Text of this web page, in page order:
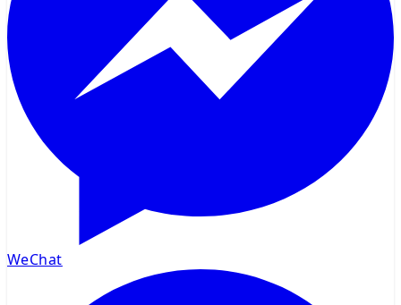
WeChat